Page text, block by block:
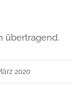
übertragend.
2020